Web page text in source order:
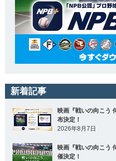
新着記事
映画『戦いの向こう
布決定！
2026年8月7日
映画『戦いの向こう
催決定！